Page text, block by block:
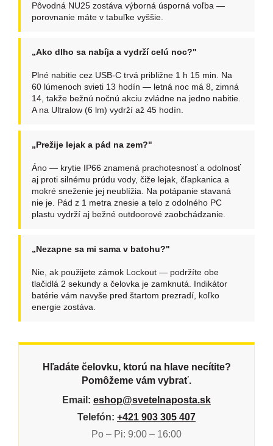
Pôvodná NU25 zostáva výborná úsporná voľba —
porovnanie máte v tabuľke vyššie.
„Ako dlho sa nabíja a vydrží celú noc?"
Plné nabitie cez USB-C trvá približne 1 h 15 min. Na
60 lúmenoch svieti 13 hodín — letná noc má 8, zimná
14, takže bežnú nočnú akciu zvládne na jedno nabitie.
A na Ultralow (6 lm) vydrží až 45 hodín.
„Prežije lejak a pád na zem?"
Áno — krytie IP66 znamená prachotesnosť a odolnosť
aj proti silnému prúdu vody, čiže lejak, čľapkanica a
mokré sneženie jej neublížia. Na potápanie stavaná
nie je. Pád z 1 metra znesie a telo z odolného PC
plastu vydrží aj bežné outdoorové zaobchádzanie.
„Nezapne sa mi sama v batohu?"
Nie, ak použijete zámok Lockout — podržíte obe
tlačidlá 2 sekundy a čelovka je zamknutá. Indikátor
batérie vám navyše pred štartom prezradí, koľko
energie zostáva.
Hľadáte čelovku, ktorú na hlave necítite?
Pomôžeme vám vybrať.
Email: eshop@svetelnaposta.sk
Telefón: +421 903 305 407
Po – Pi: 9:00 – 16:00